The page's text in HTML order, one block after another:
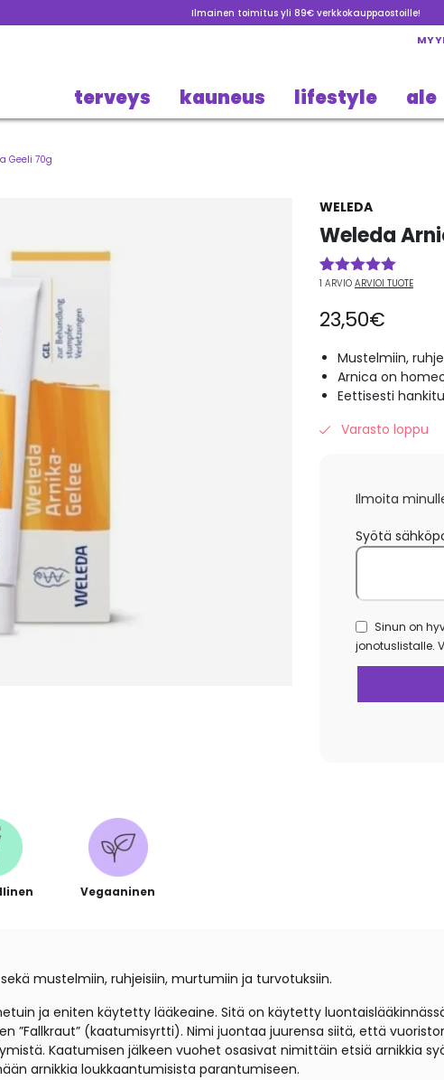
Ilmainen toimitus yli 89€ verkkokauppaostoille!
terveys kauneus lifestyle ale
Geeli 70g
WELEDA
Weleda
Arvio5.00
perustuen
1
asiakkaan
1 ARVIO ARVIOI TUOTE
23,50€
Mustelmiin,
Arnica on
Eettisesti
Varasto loppu
Ilmoita
Syötä
Sinun on
jonotuslistalle.
Vegaaninen
mustelmiin, ruhjeisiin, murtumiin ja turvotuksiin.
ja eniten käytetty lääkeaine. Sitä on käytetty
”Fallkraut” (kaatumisyrtti). Nimi juontaa juurensa siitä, että
Kaatumisen jälkeen vuohet osasivat nimittäin etsiä arnikkia
arnikkia loukkaantumisista parantumiseen.